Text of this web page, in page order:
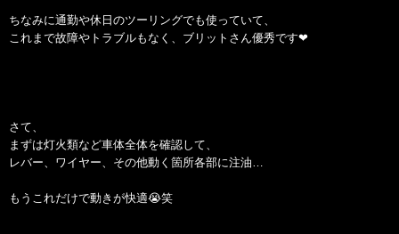
ちなみに通勤や休日のツーリングでも使っていて、
これまで故障やトラブルもなく、ブリットさん優秀です❤
さて、
まずは灯火類など車体全体を確認して、
レバー、ワイヤー、その他動く箇所各部に注油…
もうこれだけで動きが快適😭笑